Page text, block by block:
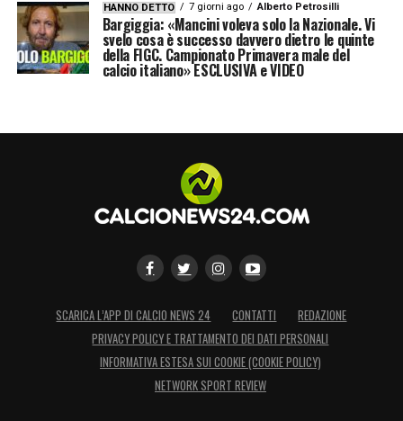
HANNO DETTO 7 giorni ago Alberto Petrosilli
Bargiggia: «Mancini voleva solo la Nazionale. Vi
svelo cosa è successo davvero dietro le quinte
della FIGC. Campionato Primavera male del
calcio italiano» ESCLUSIVA e VIDEO
SCARICA L’APP DI CALCIO NEWS 24 CONTATTI
REDAZIONE
PRIVACY POLICY E TRATTAMENTO DEI DATI PERSONALI
INFORMATIVA ESTESA SUI COOKIE (COOKIE POLICY)
NETWORK SPORT REVIEW